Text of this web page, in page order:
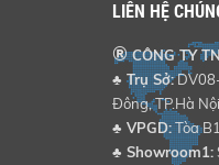
LIÊN HỆ
®CÔNG TY
♣ Trụ Sở:
Đông, TP.Hà
♣ VPGD:Tòa
♣ Showroom1: